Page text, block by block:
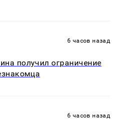
6 часов назад
получил ограничение
6 часов назад